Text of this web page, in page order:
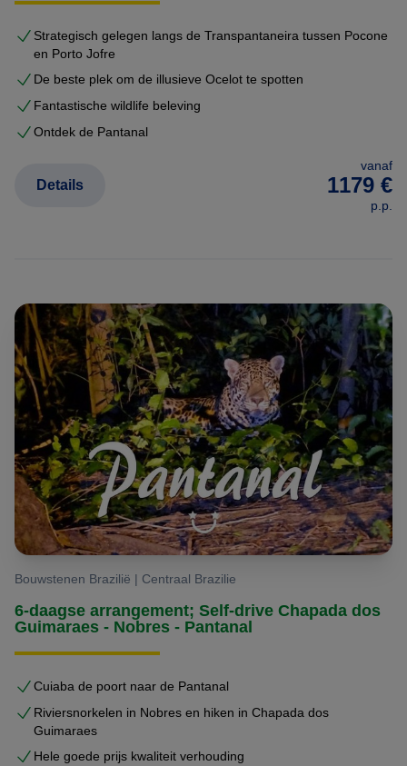
Strategisch gelegen langs de Transpantaneira tussen Pocone
en Porto Jofre
De beste plek om de illusieve Ocelot te spotten
Fantastische wildlife beleving
Ontdek de Pantanal
vanaf
1179 €
p.p.
Details
Bouwstenen Brazilië | Centraal Brazilie
6-daagse arrangement; Self-drive Chapada dos
Guimaraes - Nobres - Pantanal
Cuiaba de poort naar de Pantanal
Riviersnorkelen in Nobres en hiken in Chapada dos
Guimaraes
Hele goede prijs kwaliteit verhouding